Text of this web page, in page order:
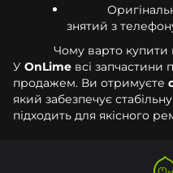
знятий з
Чому варто купити
У OnLime всі запчастини
продажем. Ви отримуєте
який забезпечує
підходить для якісного